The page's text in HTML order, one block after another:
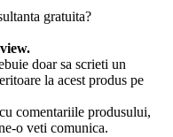
gratuita?
doar sa scrieti un
la acest produs pe
comentariile produsului,
o veti comunica.